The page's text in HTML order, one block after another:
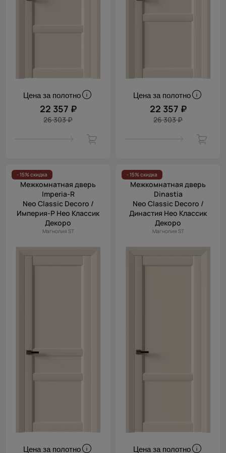
Цена за полотно
22 357 ₽
26 303 ₽
Цена за полотно
22 357 ₽
26 303 ₽
- 15% скидка
Межкомнатная дверь
Imperia-R
Neo Classic Decoro /
Империя-Р Нео Классик
Декоро
Магнолия ST
Цена за полотно
- 15% скидка
Межкомнатная дверь
Dinastia
Neo Classic Decoro /
Династия Нео Классик
Декоро
Магнолия ST
Цена за полотно